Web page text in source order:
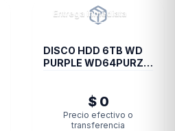
Entrega inmediata
DISCO HDD 6TB WD
PURPLE WD64PURZ
$ 0
Precio efectivo o
transferencia